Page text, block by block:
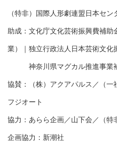
（特非）国際人形劇連
助成：文化庁文化芸術振興費補
業）｜独立行政法人日本芸術文化
神奈川県マグカル推進事業
協賛：（株）アクアパルス／（一
フジオート
協力：あらら企画／山下会／（特
企画協力：新潮社